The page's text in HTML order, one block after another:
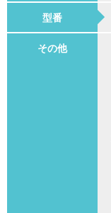
型番
その他